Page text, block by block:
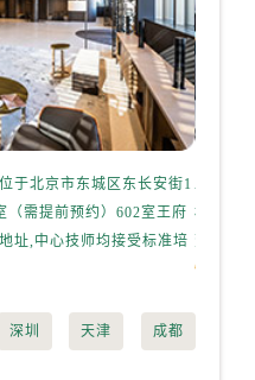
于北京市东城区东长安街1
（需提前预约）602室王府
址,中心技师均接受标准培
上海港
桥路3号
情 >
深圳 天津 成都